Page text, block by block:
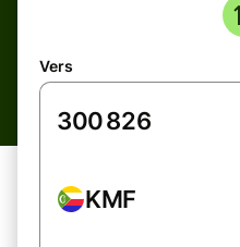
Vers
KMF